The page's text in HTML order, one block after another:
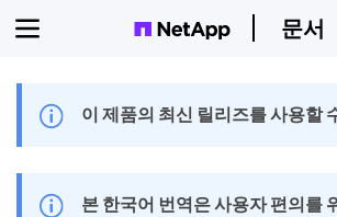
문서
이 제품의 최신 릴리즈를 사용할
본 한국어 번역은 사용자 편의를